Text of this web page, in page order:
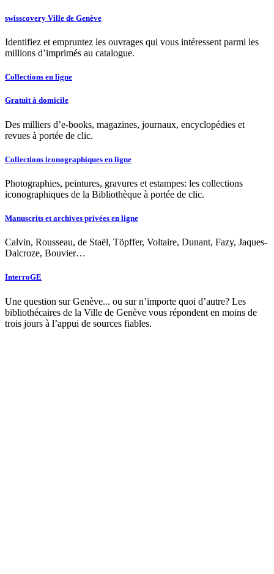
swisscovery Ville de Genève
Identifiez et empruntez les ouvrages qui vous intéressent parmi les
millions d’imprimés au catalogue.
Collections en ligne
Gratuit à domicile
Des milliers d’e-books, magazines, journaux, encyclopédies et
revues à portée de clic.
Collections iconographiques en ligne
Photographies, peintures, gravures et estampes: les collections
iconographiques de la Bibliothèque à portée de clic.
Manuscrits et archives privées en ligne
Calvin, Rousseau, de Staël, Töpffer, Voltaire, Dunant, Fazy, Jaques-
Dalcroze, Bouvier…
InterroGE
Une question sur Genève... ou sur n’importe quoi d’autre? Les
bibliothécaires de la Ville de Genève vous répondent en moins de
trois jours à l’appui de sources fiables.